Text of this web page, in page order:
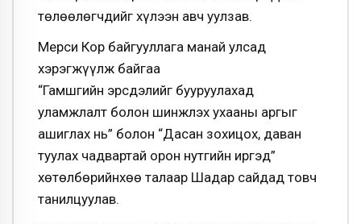
төлөөлөгчдийг хүлээн авч уулзав.
Мерси Кор байгууллага манай улсад
хэрэгжүүлж байгаа
“Гамшгийн эрсдэлийг бууруулахад
уламжлалт болон шинжлэх ухааны аргыг
ашиглах нь” болон “Дасан зохицох, даван
туулах чадвартай орон нутгийн иргэд”
хөтөлбөрийнхөө талаар Шадар сайдад товч
танилцуулав.